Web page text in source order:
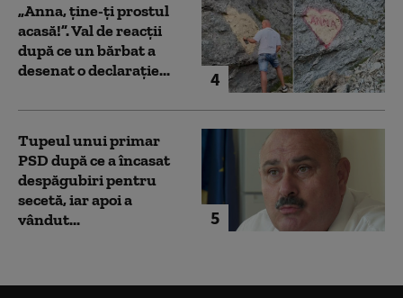
4
„Anna, ţine-ţi prostul
acasă!”. Val de reacții
după ce un bărbat a
desenat o declarație...
5
Tupeul unui primar
PSD după ce a încasat
despăgubiri pentru
secetă, iar apoi a
vândut...